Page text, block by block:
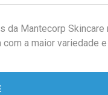
da Mantecorp Skincare
com a maior variedade